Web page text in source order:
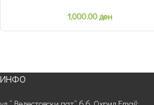
1,000.00ден
ИНФО